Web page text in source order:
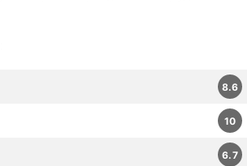
6.7
10
8.6